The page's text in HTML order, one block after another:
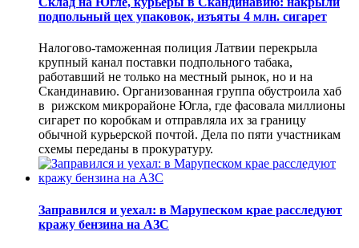
подпольный цех упаковок, изъяты 4 млн. сигарет
Налогово-таможенная полиция Латвии перекрыла
крупный канал поставки подпольного табака,
работавший не только на местный рынок, но и на
Скандинавию. Организованная группа обустроила хаб
в рижском микрорайоне Югла, где фасовала миллионы
сигарет по коробкам и отправляла их за границу
обычной курьерской почтой. Дела по пяти участникам
схемы переданы в прокуратуру.
Заправился и уехал: в Марупеском крае расследуют
кражу бензина на АЗС